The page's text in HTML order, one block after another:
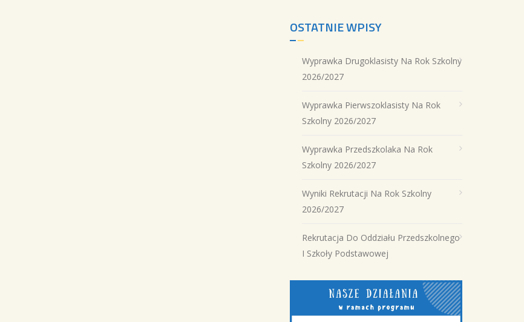
OSTATNIE WPISY
Wyprawka Drugoklasisty Na Rok Szkolny
2026/2027
Wyprawka Pierwszoklasisty Na Rok
Szkolny 2026/2027
Wyprawka Przedszkolaka Na Rok
Szkolny 2026/2027
Wyniki Rekrutacji Na Rok Szkolny
2026/2027
Rekrutacja Do Oddziału Przedszkolnego
I Szkoły Podstawowej